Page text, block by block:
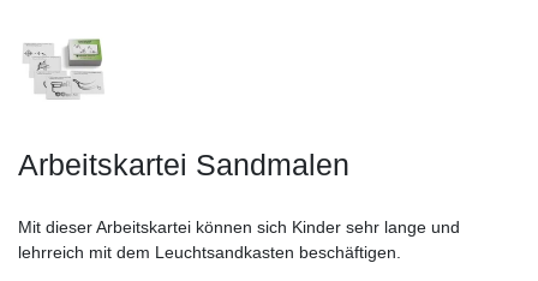
Arbeitskartei Sandmalen
Mit dieser Arbeitskartei können sich Kinder sehr lange und
lehrreich mit dem Leuchtsandkasten beschäftigen.